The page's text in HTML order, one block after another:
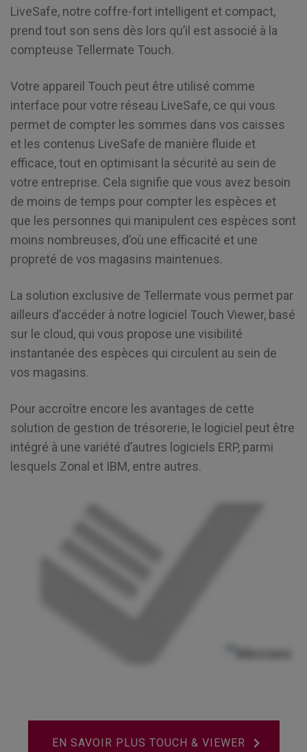
LiveSafe, notre coffre-fort intelligent et compact,
prend tout son sens dès lors qu’il est associé à la
compteuse Tellermate Touch.
Votre appareil Touch peut être utilisé comme
interface pour votre réseau LiveSafe, ce qui vous
permet de compter les sommes dans vos caisses
et les contenus LiveSafe de manière fluide et
efficace, tout en optimisant la sécurité au sein de
votre entreprise. Cela signifie que vous avez besoin
de moins de temps pour compter les espèces et
que les personnes qui manipulent ces espèces sont
moins nombreuses, d’où une efficacité et une
propreté de vos magasins maintenues.
La solution exclusive de Tellermate vous permet par
ailleurs d’accéder à notre logiciel Touch Viewer, basé
sur le cloud, qui vous propose une visibilité
instantanée des espèces qui circulent au sein de
vos magasins.
Pour accroître encore les avantages de cette
solution de gestion de trésorerie, le logiciel peut être
intégré à une variété d’autres logiciels ERP, parmi
lesquels Zonal et IBM, entre autres.
EN SAVOIR PLUS TOUCH & VIEWER